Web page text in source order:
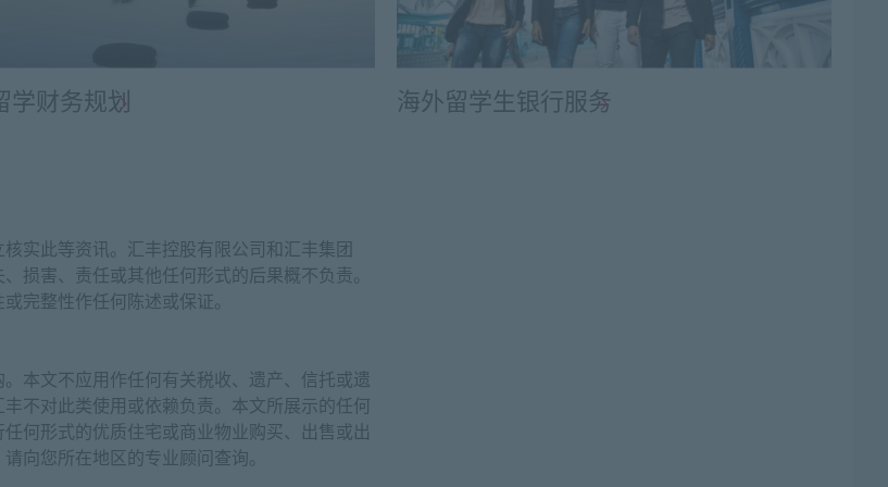
学财务规划 海外留学生银行服务
实此等资讯。汇丰控股有限公司和汇丰集团
损害、责任或其他任何形式的后果概不负责。
完整性作任何陈述或保证。
本文不应用作任何有关税收、遗产、信托或遗
不对此类使用或依赖负责。本文所展示的任何
何形式的优质住宅或商业物业购买、出售或出
向您所在地区的专业顾问查询。